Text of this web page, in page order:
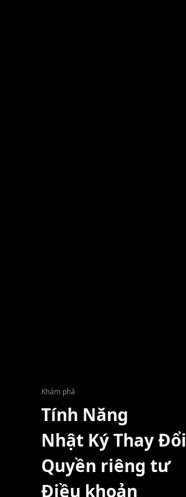
Khám phá
Tính Năng
Nhật Ký Thay Đổi
Quyền riêng tư
Điều khoản